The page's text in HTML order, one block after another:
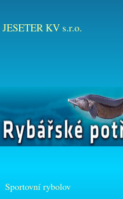
JESETER KV s.r.o.
Sportovní rybolov